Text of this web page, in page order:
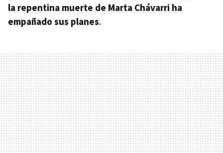
la repentina muerte de Marta Chávarri ha
empañado sus planes.